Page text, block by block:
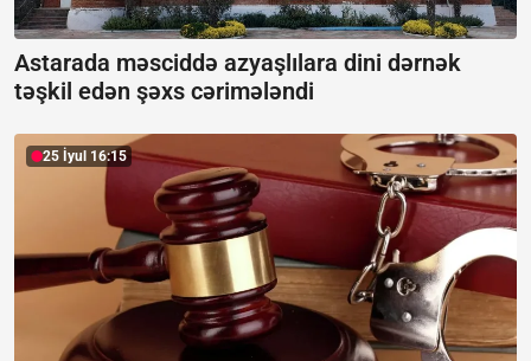
Astarada məsciddə azyaşlılara dini dərnək
təşkil edən şəxs cərimələndi
25 İyul 16:15